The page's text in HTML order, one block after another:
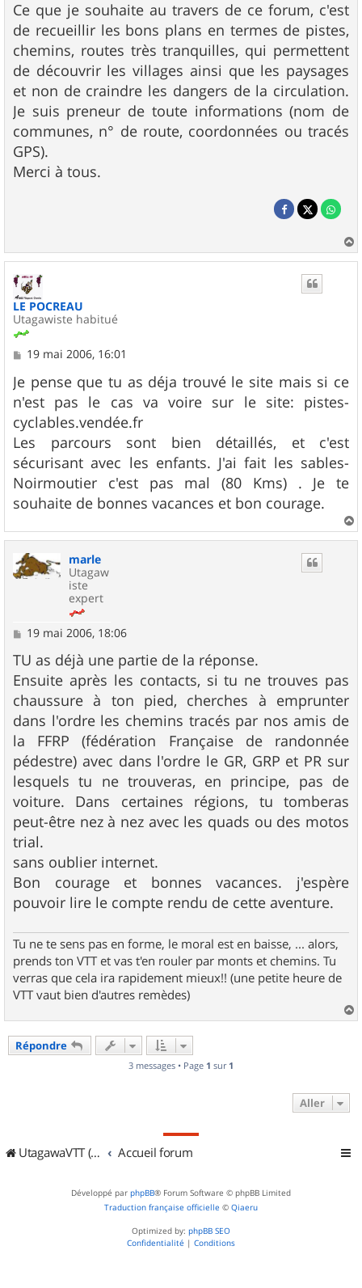
Ce que je souhaite au travers de ce forum, c'est
de recueillir les bons plans en termes de pistes,
chemins, routes très tranquilles, qui permettent
de découvrir les villages ainsi que les paysages
et non de craindre les dangers de la circulation.
Je suis preneur de toute informations (nom de
communes, n° de route, coordonnées ou tracés
GPS).
Merci à tous.
a
LE POCREAU
Utagawiste habitué
M
s
s
a
g
e
19 mai 2006, 16:01
Je pense que tu as déja trouvé le site mais si ce
n'est pas le cas va voire sur le site: pistes-
cyclables.vendée.fr
Les parcours sont bien détaillés, et c'est
sécurisant avec les enfants. J'ai fait les sables-
Noirmoutier c'est pas mal (80 Kms) . Je te
souhaite de bonnes vacances et bon courage.
a
marle
Utagaw
iste
expert
M
s
s
a
g
e
19 mai 2006, 18:06
TU as déjà une partie de la réponse.
Ensuite après les contacts, si tu ne trouves pas
chaussure à ton pied, cherches à emprunter
dans l'ordre les chemins tracés par nos amis de
la FFRP (fédération Française de randonnée
pédestre) avec dans l'ordre le GR, GRP et PR sur
lesquels tu ne trouveras, en principe, pas de
voiture. Dans certaines régions, tu tomberas
peut-être nez à nez avec les quads ou des motos
trial.
sans oublier internet.
Bon courage et bonnes vacances. j'espère
pouvoir lire le compte rendu de cette aventure.
Tu ne te sens pas en forme, le moral est en baisse, ... alors,
prends ton VTT et vas t'en rouler par monts et chemins. Tu
verras que cela ira rapidement mieux!! (une petite heure de
VTT vaut bien d'autres remèdes)
a
Répondre
3 messages • Page 1 sur 1
Aller
UtagawaVTT (Randos VTT et VTTAE avec traces GPS) Accueil forum
Développé par phpBB® Forum Software © phpBB Limited
Traduction française officielle © Qiaeru
Optimized by: phpBB SEO
Confidentialité | Conditions